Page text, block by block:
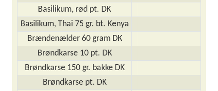
Basilikum, rød pt. DK
Basilikum, Thai 75 gr. bt. Kenya
Brændenælder 60 gram DK
Brøndkarse 10 pt. DK
Brøndkarse 150 gr. bakke DK
Brøndkarse pt. DK